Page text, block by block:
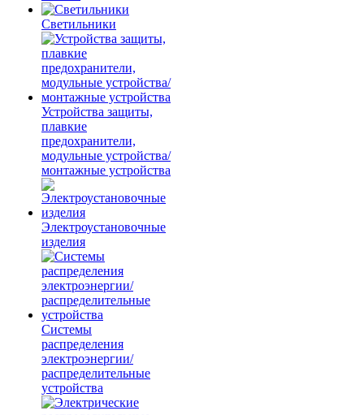
Светильники
Устройства защиты,
плавкие
предохранители,
модульные устройства/
монтажные устройства
Электроустановочные
изделия
Системы
распределения
электроэнергии/
распределительные
устройства